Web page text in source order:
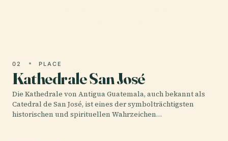
02 PLACE
Kathedrale San José
Die Kathedrale von Antigua Guatemala, auch bekannt als
Catedral de San José, ist eines der symbolträchtigsten
historischen und spirituellen Wahrzeichen…